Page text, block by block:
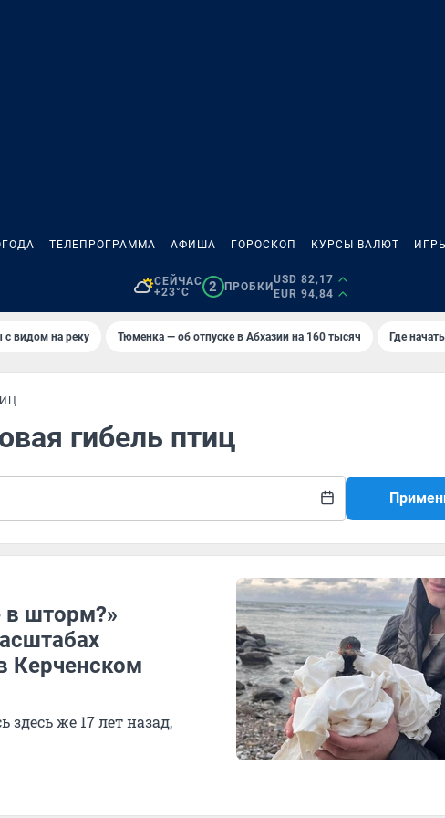
ТЕЛЕПРОГРАММА АФИША ГОРОСКОП КУРСЫ ВАЛЮТ
СЕЙЧАС
+23°C
2 ПРОБКИ
USD 82,17
EUR 94,84
с видом на реку Тюменка — об отпуске в Абхазии на 160 тысяч Где
гибель птиц
в шторм?»
Керченском
здесь же 17 лет назад,